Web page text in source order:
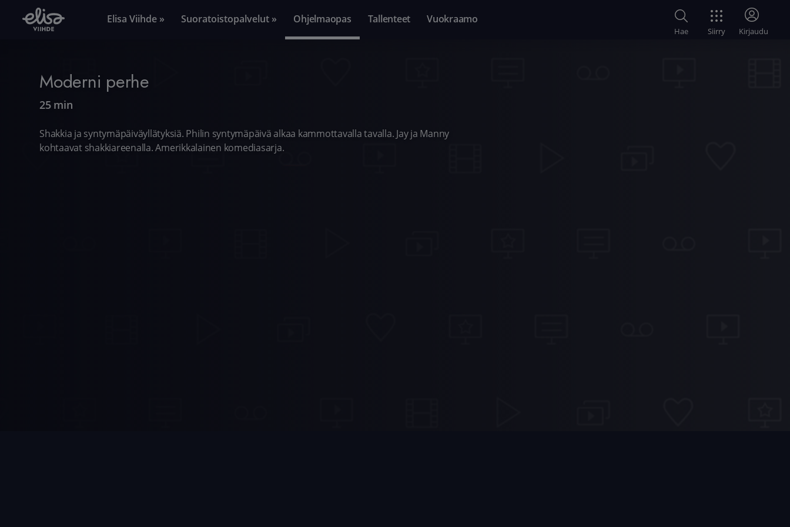
Elisa Viihde » Suoratoistopalvelut » Ohjelmaopas Tallenteet Vuokraamo
Hae Siirry Kirjaudu
Moderni perhe
25 min
Shakkia ja syntymäpäiväyllätyksiä. Philin syntymäpäivä alkaa kammottavalla tavalla. Jay ja Manny
kohtaavat shakkiareenalla. Amerikkalainen komediasarja.